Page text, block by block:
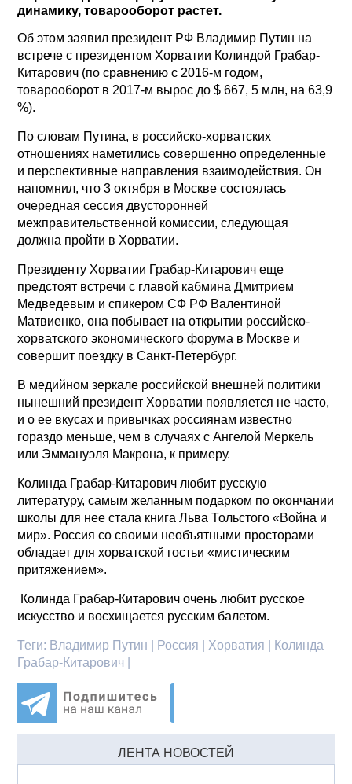
динамику, товарооборот растет.
Об этом заявил президент РФ Владимир Путин на
встрече с президентом Хорватии Колиндой Грабар-
Китарович (по сравнению с 2016-м годом,
товарооборот в 2017-м вырос до $ 667, 5 млн, на 63,9
%).
По словам Путина, в российско-хорватских
отношениях наметились совершенно определенные
и перспективные направления взаимодействия. Он
напомнил, что 3 октября в Москве состоялась
очередная сессия двусторонней
межправительственной комиссии, следующая
должна пройти в Хорватии.
Президенту Хорватии Грабар-Китарович еще
предстоят встречи с главой кабмина Дмитрием
Медведевым и спикером СФ РФ Валентиной
Матвиенко, она побывает на открытии российско-
хорватского экономического форума в Москве и
совершит поездку в Санкт-Петербург.
В медийном зеркале российской внешней политики
нынешний президент Хорватии появляется не часто,
и о ее вкусах и привычках россиянам известно
гораздо меньше, чем в случаях с Ангелой Меркель
или Эммануэля Макрона, к примеру.
Колинда Грабар-Китарович любит русскую
литературу, самым желанным подарком по окончании
школы для нее стала книга Льва Тольстого «Война и
мир». Россия со своими необъятными просторами
обладает для хорватской гостьи «мистическим
притяжением».
Колинда Грабар-Китарович очень любит русское
искусство и восхищается русским балетом.
Теги: Владимир Путин | Россия | Хорватия | Колинда
Грабар-Китарович |
ЛЕНТА НОВОСТЕЙ